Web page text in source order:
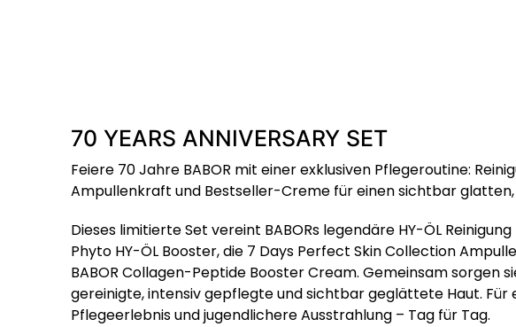
70 YEARS ANNIVERSARY SET
Feiere 70 Jahre BABOR mit einer exklusiven Pflegeroutine:
Ampullenkraft und Bestseller-Creme für einen sichtbar
Dieses limitierte Set vereint BABORs legendäre HY-ÖL
Phyto HY-ÖL Booster, die 7 Days Perfect Skin Collection
BABOR Collagen-Peptide Booster Cream. Gemeinsam sorgen
gereinigte, intensiv gepflegte und sichtbar geglättete Haut. Für
Pflegeerlebnis und jugendlichere Ausstrahlung – Tag für Tag.